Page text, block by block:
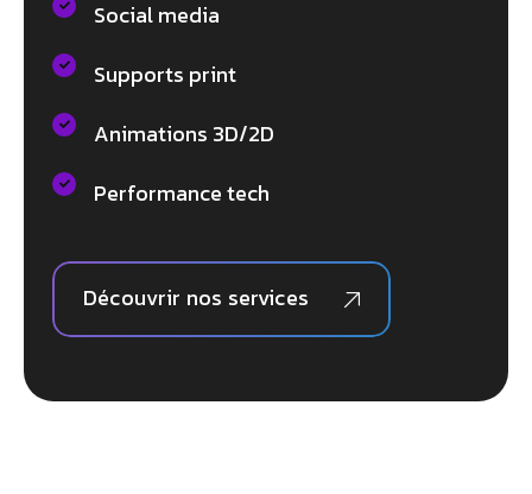
Social media
Supports print
Animations 3D/2D
Performance tech
Découvrir nos services